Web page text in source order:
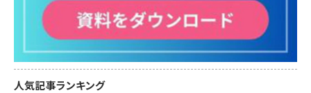
人気記事ランキング